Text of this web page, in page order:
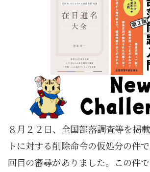
８月２２日、全国部落調査等を掲
トに対する削除命令の仮処分の件
回目の審尋がありました。この件